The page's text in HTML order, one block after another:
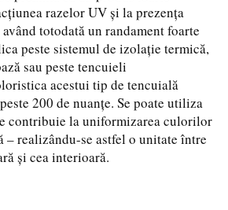
razelor UV și la prezența
totodată un randament foarte
peste sistemul de izolație termică,
sau peste tencuieli
acestui tip de tencuială
200 de nuanțe. Se poate utiliza
contribuie la uniformizarea culorilor
– realizându-se astfel o unitate între
și cea interioară.